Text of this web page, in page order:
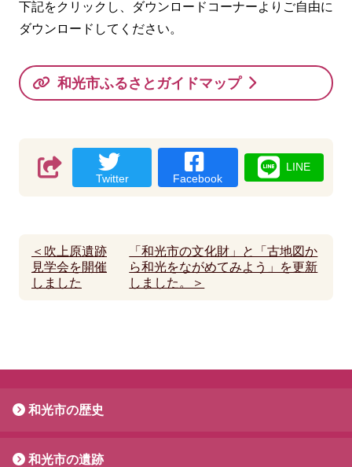
下記をクリックし、ダウンロードコーナーよりご自由に
ダウンロードしてください。
和光市ふるさとガイドマップ
Twitter Facebook
LINE
＜吹上原遺跡
見学会を開催
しました
「和光市の文化財」と「古地図か
ら和光をながめてみよう」を更新
しました。＞
和光市の歴史
和光市の遺跡